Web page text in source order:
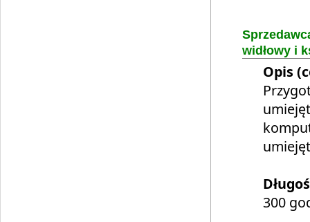
widłowy i
Opis
300